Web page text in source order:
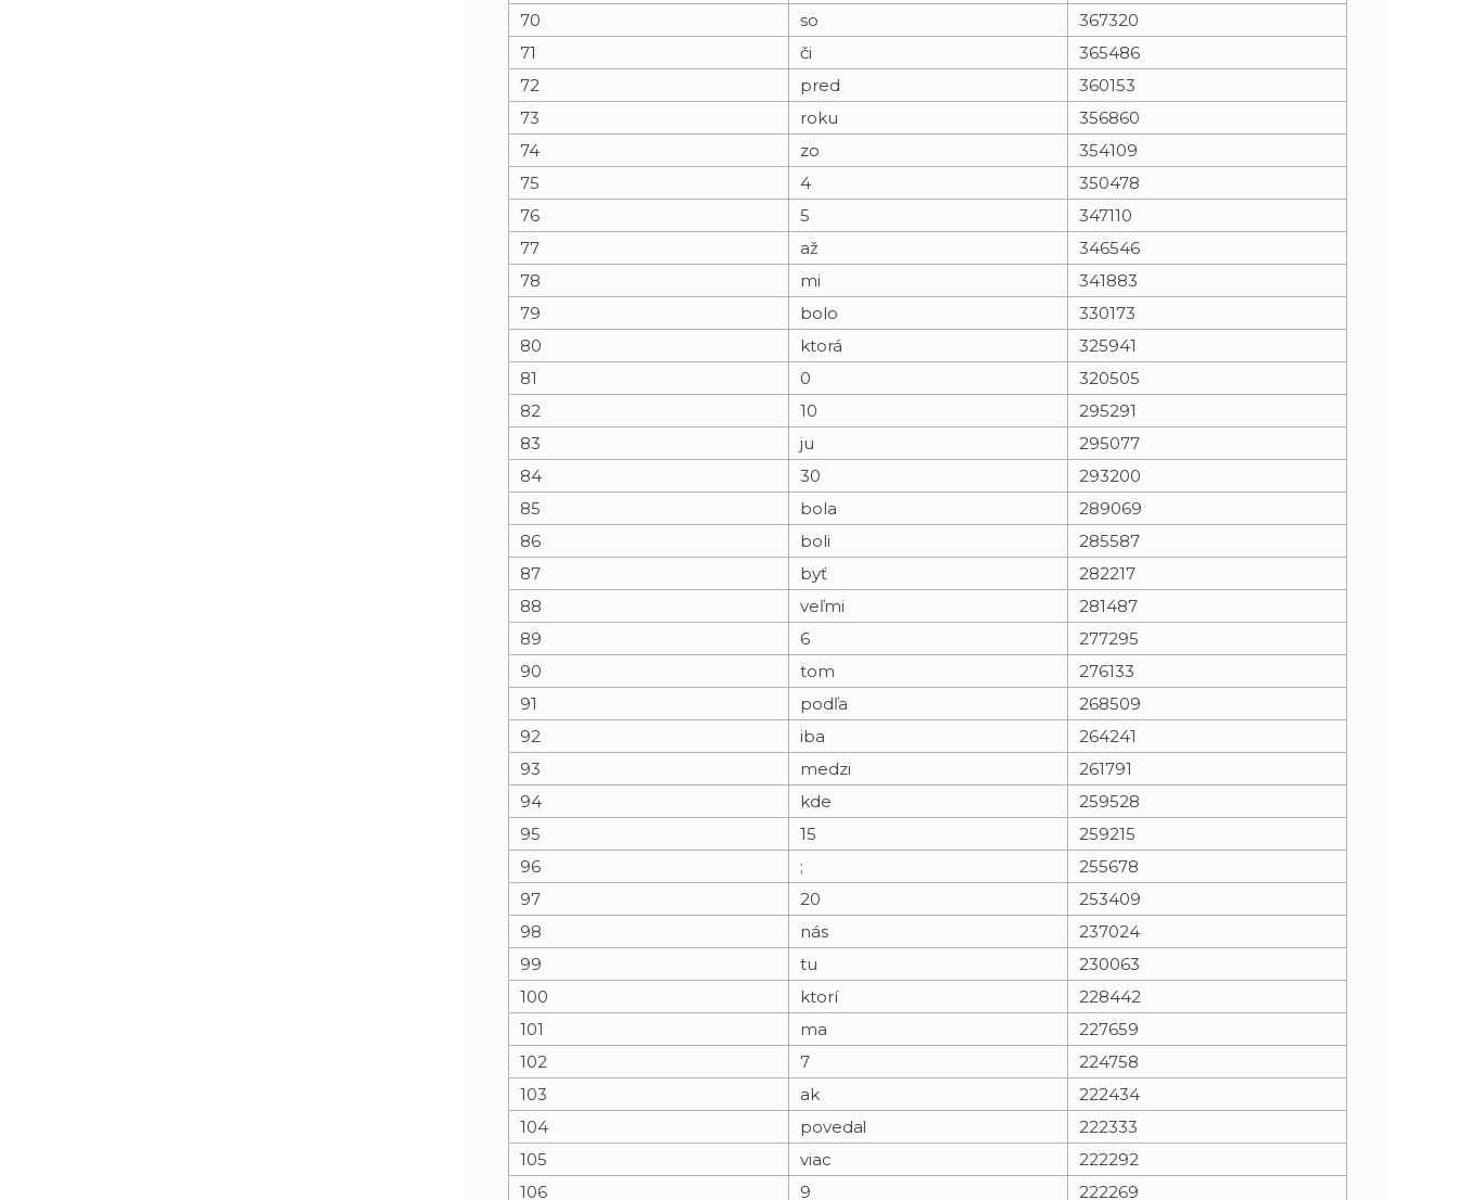
70
so
367320
71
či
365486
72
pred
360153
73
roku
356860
74
zo
354109
75
4
350478
76
5
347110
77
až
346546
78
mi
341883
79
bolo
330173
80
ktorá
325941
81
0
320505
82
10
295291
83
ju
295077
84
30
293200
85
bola
289069
86
boli
285587
87
byť
282217
88
veľmi
281487
89
6
277295
90
tom
276133
91
podľa
268509
92
iba
264241
93
medzi
261791
94
kde
259528
95
15
259215
96
;
255678
97
20
253409
98
nás
237024
99
tu
230063
100
ktorí
228442
101
ma
227659
102
7
224758
103
ak
222434
104
povedal
222333
105
viac
222292
106
9 222269